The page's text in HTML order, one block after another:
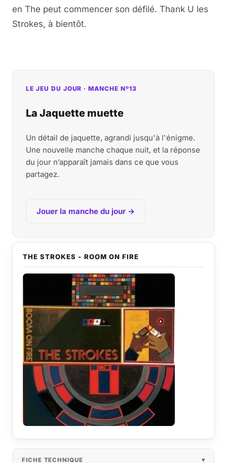
en The peut commencer son défilé. Thank U les
Strokes, à bientôt.
LE JEU DU JOUR · MANCHE Nº13
La Jaquette muette
Un détail de jaquette, agrandi jusqu'à l'énigme.
Une nouvelle manche chaque nuit, et la réponse
du jour n’apparaît jamais dans ce que vous
partagez.
Jouer la manche du jour →
THE STROKES - ROOM ON FIRE
FICHE TECHNIQUE